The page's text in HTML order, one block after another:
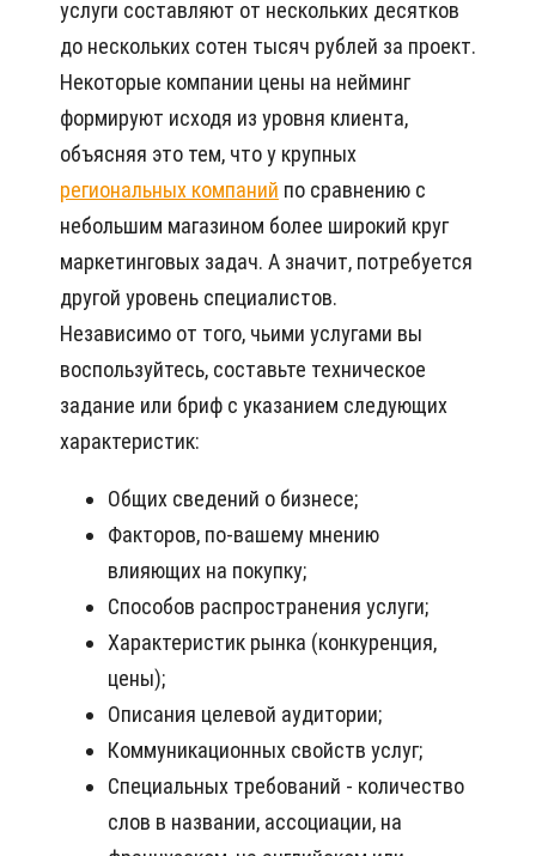
услуги составляют от нескольких десятков
до нескольких сотен тысяч рублей за проект.
Некоторые компании цены на нейминг
формируют исходя из уровня клиента,
объясняя это тем, что у крупных
региональных компаний по сравнению с
небольшим магазином более широкий круг
маркетинговых задач. А значит, потребуется
другой уровень специалистов.
Независимо от того, чьими услугами вы
воспользуйтесь, составьте техническое
задание или бриф с указанием следующих
характеристик:
Общих сведений о бизнесе;
Факторов, по-вашему мнению
влияющих на покупку;
Способов распространения услуги;
Характеристик рынка (конкуренция,
цены);
Описания целевой аудитории;
Коммуникационных свойств услуг;
Специальных требований - количество
слов в названии, ассоциации, на